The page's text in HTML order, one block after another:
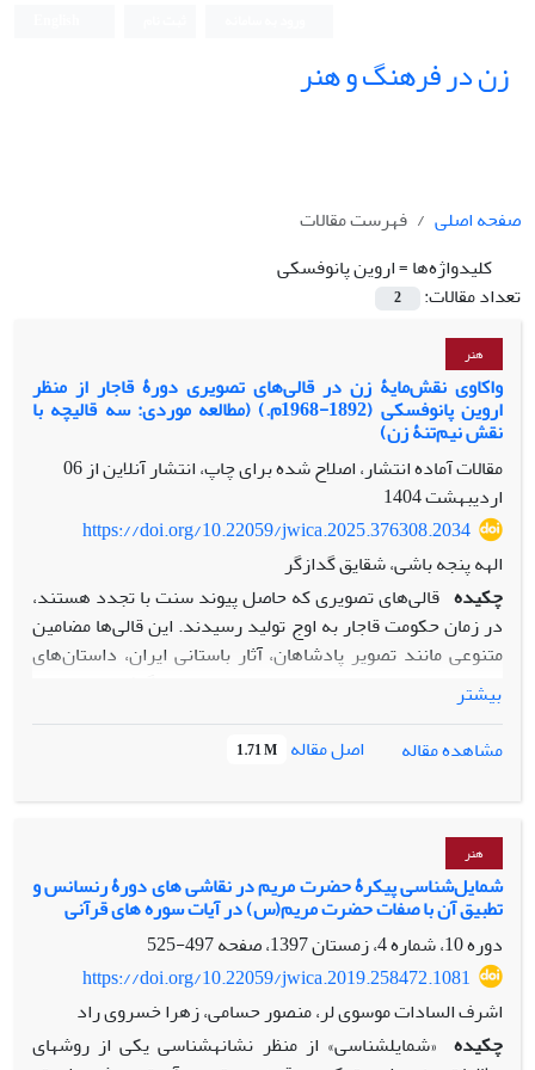
زن در فرهنگ و هنر
صفحه اصلی
فهرست مقالات
کلیدواژه‌ها =اروین پانوفسکی
تعداد مقالات:
2
هنر
واکاوی نقش‌مایۀ زن در قالی‌های تصویری دورۀ قاجار از منظر
اروین پانوفسکی (1892-1968م.) (مطالعه موردی: سه قالیچه با
نقش نیم‌تنۀ زن)
مقالات آماده انتشار، اصلاح شده برای چاپ، انتشار آنلاین از06
اردیبهشت 1404
https://doi.org/10.22059/jwica.2025.376308.2034
الهه پنجه باشی، شقایق گدازگر
چکیده قالی‌های تصویری که حاصل پیوند سنت با تجدد هستند،
در زمان حکومت قاجار به اوج تولید رسیدند. این قالی‌ها مضامین
متنوعی مانند تصویر پادشاهان، آثار باستانی ایران، داستان‌های
ادبی، مضامین دینی و تصویر حیوانات را دربرمی‌گرفتند. همچنین
نمونه‌های متفاوتی از قالی‌های تصویری خلق شد که در آن‌ها تصویر
زنان جایگزین نقش‌ونگارهای سنتی و مرسوم شد. هدف پژوهش
حاضر، شناخت یکی از طرح‌های نادر قالی دستباف دورۀ قاجار با
نقش نیم‌تنۀ زن و کشف علت خلق و لایه‌های معنایی مستتر آن،
پژوهش حاضر این است که علل پیدایش تصویر زن در قالیچه‌های
تصویری دورۀ قاجار چیست و این تصاویر بر چه معنای نهفته‌ای
دلالت دارند. پژوهش پیش‌رو از نظر هدف بنیادی و از نظر روش
توصیفی-تحلیلی است. جمع‌آوری اطلاعات به‌صورت کتابخانه‌ای
صورت پذیرفته و تعداد نمونه‌های مورد مطالعه، سه قالیچۀ
منقوش به نیم‌تنۀ زن است. در پیدایش تصویر زن بر قالیچه‌های
تصویری زمان قاجار عوامل متعددی مانند هم‌زمانی خلق این
قالیچه‌ها با دورۀ قاجار، گسترش روابط با اروپا، رواج چاپ سنگی،
بیشتر
مشاهده مقاله
اصل مقاله 1.71 M
هنر
شمایل‌شناسی پیکرۀ حضرت مریم در نقاشی‏ های دورۀ رنسانس و
تطبیق آن با صفات حضرت مریم(س) در آیات سوره‏ های قرآنی
دوره 10، شماره 4، زمستان 1397، صفحه
497-525
https://doi.org/10.22059/jwica.2019.258472.1081
اشرف السادات موسوی لر، منصور حسامی، زهرا خسروی راد
چکیده «شمایل‏شناسی» از منظر نشانه‏شناسی یکی از روش‏های